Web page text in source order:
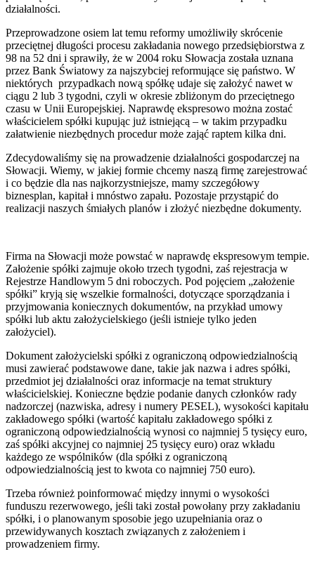
działalności.
Przeprowadzone osiem lat temu reformy umożliwiły skrócenie
przeciętnej długości procesu zakładania nowego przedsiębiorstwa z
98 na 52 dni i sprawiły, że w 2004 roku Słowacja została uznana
przez Bank Światowy za najszybciej reformujące się państwo. W
niektórych przypadkach nową spółkę udaje się założyć nawet w
ciągu 2 lub 3 tygodni, czyli w okresie zbliżonym do przeciętnego
czasu w Unii Europejskiej. Naprawdę ekspresowo można zostać
właścicielem spółki kupując już istniejącą – w takim przypadku
załatwienie niezbędnych procedur może zająć raptem kilka dni.
Zdecydowaliśmy się na prowadzenie działalności gospodarczej na
Słowacji. Wiemy, w jakiej formie chcemy naszą firmę zarejestrować
i co będzie dla nas najkorzystniejsze, mamy szczegółowy
biznesplan, kapitał i mnóstwo zapału. Pozostaje przystąpić do
realizacji naszych śmiałych planów i złożyć niezbędne dokumenty.
Firma na Słowacji może powstać w naprawdę ekspresowym tempie.
Założenie spółki zajmuje około trzech tygodni, zaś rejestracja w
Rejestrze Handlowym 5 dni roboczych. Pod pojęciem „założenie
spółki” kryją się wszelkie formalności, dotyczące sporządzania i
przyjmowania koniecznych dokumentów, na przykład umowy
spółki lub aktu założycielskiego (jeśli istnieje tylko jeden
założyciel).
Dokument założycielski spółki z ograniczoną odpowiedzialnością
musi zawierać podstawowe dane, takie jak nazwa i adres spółki,
przedmiot jej działalności oraz informacje na temat struktury
właścicielskiej. Konieczne będzie podanie danych członków rady
nadzorczej (nazwiska, adresy i numery PESEL), wysokości kapitału
zakładowego spółki (wartość kapitału zakładowego spółki z
ograniczoną odpowiedzialnością wynosi co najmniej 5 tysięcy euro,
zaś spółki akcyjnej co najmniej 25 tysięcy euro) oraz wkładu
każdego ze wspólników (dla spółki z ograniczoną
odpowiedzialnością jest to kwota co najmniej 750 euro).
Trzeba również poinformować między innymi o wysokości
funduszu rezerwowego, jeśli taki został powołany przy zakładaniu
spółki, i o planowanym sposobie jego uzupełniania oraz o
przewidywanych kosztach związanych z założeniem i
prowadzeniem firmy.